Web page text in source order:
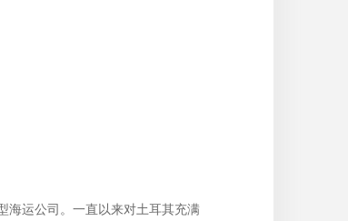
海运公司。一直以来对土耳其充满